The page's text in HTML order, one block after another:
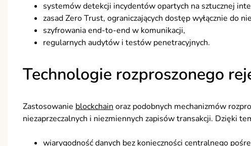
systemów detekcji incydentów opartych na sztucznej
zasad Zero Trust, ograniczających dostęp wyłącznie do
szyfrowania end-to-end w komunikacji,
regularnych audytów i testów penetracyjnych.
Technologie rozproszonego
Zastosowanie blockchain oraz podobnych mechanizmów
niezaprzeczalnych i niezmiennych zapisów transakcji. Dzięki
wiarygodność danych bez konieczności centralnego